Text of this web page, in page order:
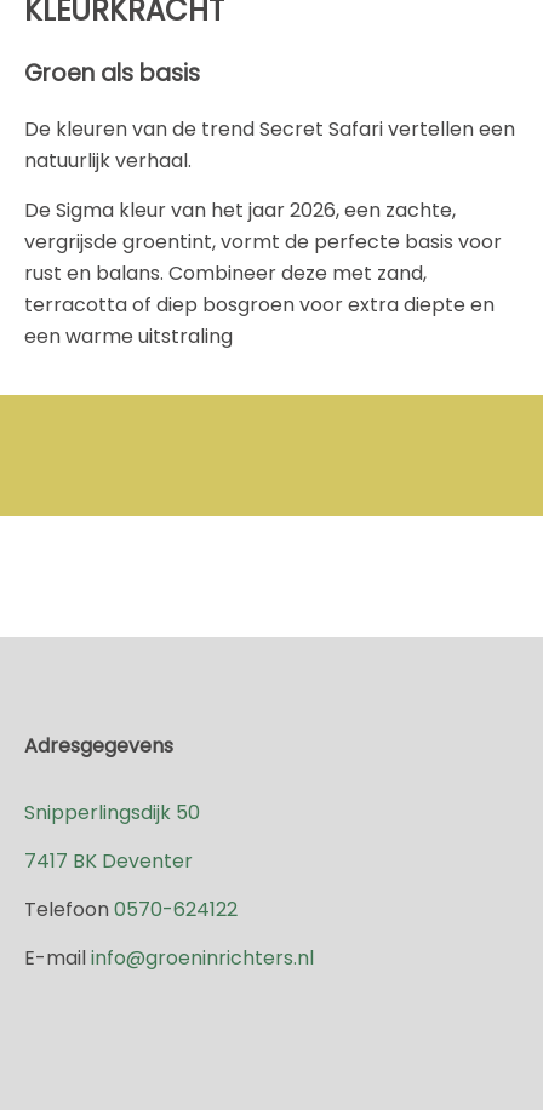
KLEURKRACHT
Groen als basis
De kleuren van de trend Secret Safari vertellen een
natuurlijk verhaal.
De Sigma kleur van het jaar 2026, een zachte,
vergrijsde groentint, vormt de perfecte basis voor
rust en balans. Combineer deze met zand,
terracotta of diep bosgroen voor extra diepte en
een warme uitstraling
Adresgegevens
Snipperlingsdijk 50
7417 BK Deventer
Telefoon 0570-624122
E-mailinfo@groeninrichters.nl